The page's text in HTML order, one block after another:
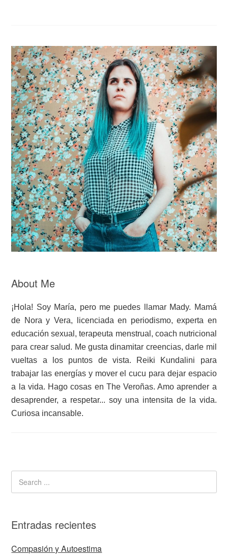
About Me
¡Hola! Soy María, pero me puedes llamar Mady. Mamá
de Nora y Vera, licenciada en periodismo, experta en
educación sexual, terapeuta menstrual, coach nutricional
para crear salud. Me gusta dinamitar creencias, darle mil
vueltas a los puntos de vista. Reiki Kundalini para
trabajar las energías y mover el cucu para dejar espacio
a la vida. Hago cosas en The Veroñas. Amo aprender a
desaprender, a respetar... soy una intensita de la vida.
Curiosa incansable.
Entradas recientes
Compasión y Autoestima